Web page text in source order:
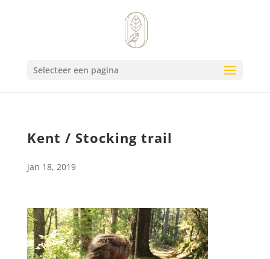
Selecteer een pagina
Kent / Stocking trail
jan 18, 2019